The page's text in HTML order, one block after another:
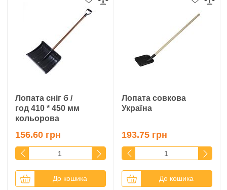
Лопата сніг б /
год 410 * 450 мм
кольорова
156.60 грн
До кошика
Лопата совкова
Україна
193.75 грн
До кошика